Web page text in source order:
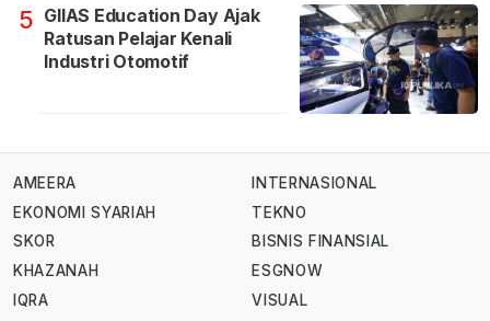
5 GIIAS Education Day Ajak
Ratusan Pelajar Kenali
Industri Otomotif
AMEERA
EKONOMI SYARIAH
SKOR
KHAZANAH
IQRA
INTERNASIONAL
TEKNO
BISNIS FINANSIAL
ESGNOW
VISUAL